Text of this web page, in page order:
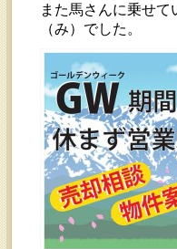
また馬さんに乗せて
（み）でした。